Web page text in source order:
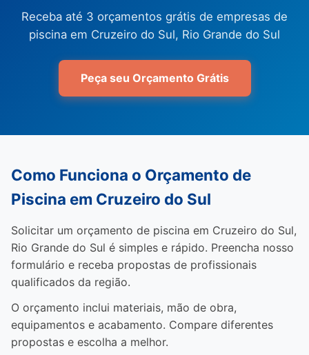
Receba até 3 orçamentos grátis de empresas de
piscina em Cruzeiro do Sul, Rio Grande do Sul
Peça seu Orçamento Grátis
Como Funciona o Orçamento de
Piscina em Cruzeiro do Sul
Solicitar um orçamento de piscina em Cruzeiro do Sul,
Rio Grande do Sul é simples e rápido. Preencha nosso
formulário e receba propostas de profissionais
qualificados da região.
O orçamento inclui materiais, mão de obra,
equipamentos e acabamento. Compare diferentes
propostas e escolha a melhor.